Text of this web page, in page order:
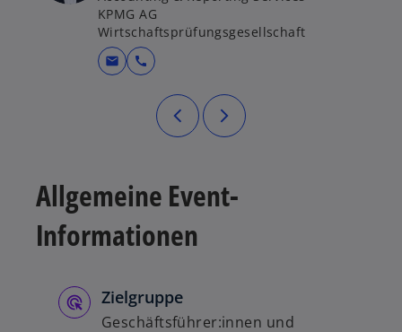
KPMG AG
Wirtschaftsprüfungsgesellschaft
mail call
Allgemeine Event-
Informationen
Zielgruppe
Geschäftsführer:innen und